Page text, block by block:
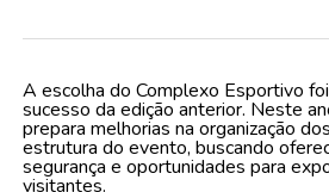
A escolha do Complexo Esportivo
sucesso da edição anterior. Neste
prepara melhorias na organização
estrutura do evento, buscando
segurança e oportunidades para
visitantes.